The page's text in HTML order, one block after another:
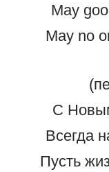
May
May no
С
Всегда
Пусть